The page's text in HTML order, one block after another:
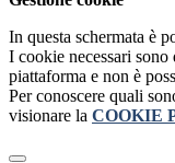
In questa schermata è
I cookie necessari
piattaforma e non è
Per conoscere quali
visionare la COOKIE